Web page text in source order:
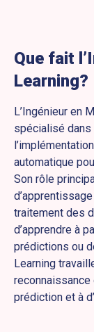
Que fait
Learning?
L’Ingénieur en
spécialisé
automatique
Son rôle
traitement des
d’apprendre à
prédictions ou
Learning
prédiction et à